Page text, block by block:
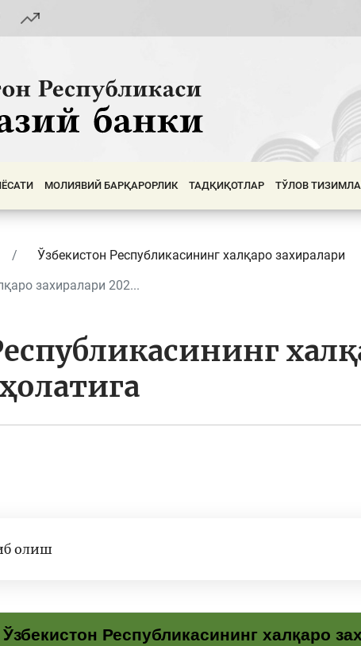
МОЛИЯВИЙ БАРҚАРОРЛИК ТАДҚИҚОТЛАР ТЎЛОВ
Ўзбекистон Республикасининг халқаро захиралари
захиралари 202...
олиш
Ўзбекистон Республикасининг халқаро